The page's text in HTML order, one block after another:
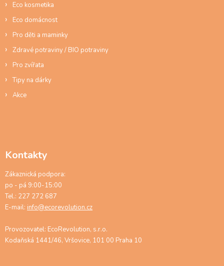
Eco kosmetika
Eco domácnost
Pro děti a maminky
Zdravé potraviny / BIO potraviny
Pro zvířata
Tipy na dárky
Akce
Kontakty
Zákaznická podpora:
po - pá 9:00-15:00
Tel.: 227 272 687
E-mail: info@ecorevolution.cz
Provozovatel: EcoRevolution, s.r.o.
Kodaňská 1441/46, Vršovice, 101 00 Praha 10